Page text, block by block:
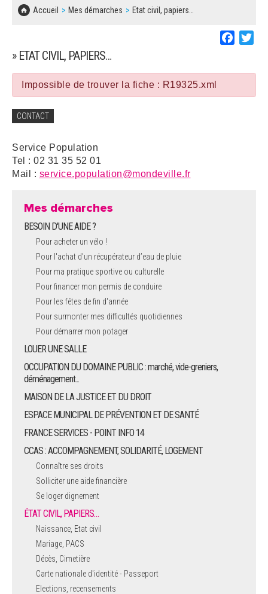
Accueil Mes démarches Etat civil, papiers…
» ETAT CIVIL, PAPIERS…
Impossible de trouver la fiche : R19325.xml
CONTACT
Service Population
Tel : 02 31 35 52 01
Mail : service.population@mondeville.fr
Mes démarches
BESOIN D'UNE AIDE ?
Pour acheter un vélo !
Pour l'achat d’un récupérateur d’eau de pluie
Pour ma pratique sportive ou culturelle
Pour financer mon permis de conduire
Pour les fêtes de fin d'année
Pour surmonter mes difficultés quotidiennes
Pour démarrer mon potager
LOUER UNE SALLE
OCCUPATION DU DOMAINE PUBLIC : marché, vide-greniers,
déménagement...
MAISON DE LA JUSTICE ET DU DROIT
ESPACE MUNICIPAL DE PRÉVENTION ET DE SANTÉ
FRANCE SERVICES - POINT INFO 14
CCAS : ACCOMPAGNEMENT, SOLIDARITÉ, LOGEMENT
Connaître ses droits
Solliciter une aide financière
Se loger dignement
ÉTAT CIVIL, PAPIERS…
Naissance, Etat civil
Mariage, PACS
Décès, Cimetière
Carte nationale d'identité - Passeport
Elections, recensements
CONCERTATIONS PUBLIQUES
SOLIDARITÉ, LOGEMENT
EMPLOI
URBANISME
POLICE MUNICIPALE
BESOIN D'UNE AIDE ?
LES ASSOCIATIONS
MARCHÉS PUBLICS
SUR LES RISQUES MAJEURS
REGLEMENT LOCAL DE PUBLICITÉ
DECLARATION DE DEMARCHAGE
DOSSIER DE DEMANDE DE SUBVENTION
DEMANDE DE PRÊT DE MATERIEL
FICHE D'ORGANISATION MANIFESTATION
PLAN D'ACTION MUNICIPAL
ARRÊTÉS MUNICIPAUX